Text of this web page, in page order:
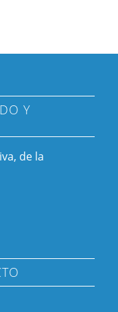
Y
de la